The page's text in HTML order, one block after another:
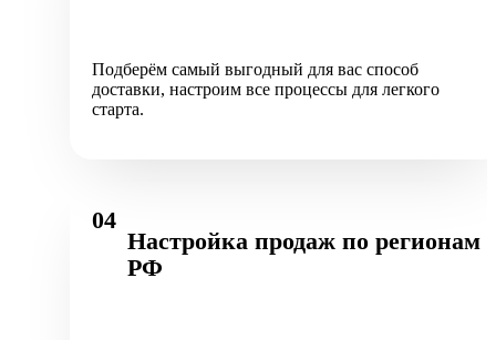
Подберём самый выгодный для вас способ
доставки, настроим все процессы для легкого
старта.
04
Настройка продаж по регионам
РФ